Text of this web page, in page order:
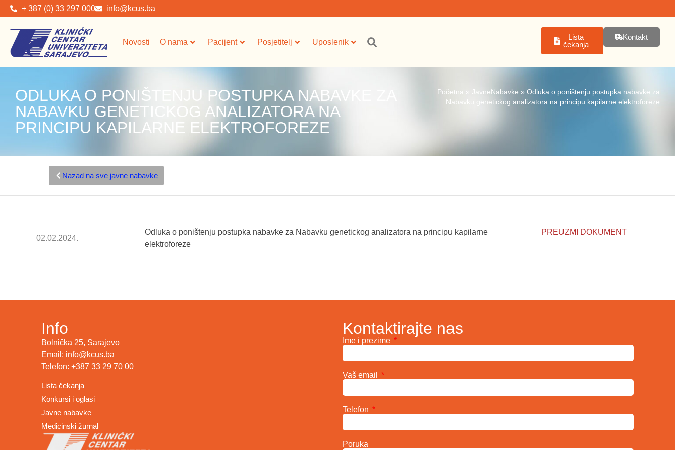
+ 387 (0) 33 297 000 info@kcus.ba
Novosti O nama Pacijent Posjetitelj Uposlenik
Lista
čekanja
Kontakt
ODLUKA O PONIŠTENJU POSTUPKA NABAVKE ZA
NABAVKU GENETICKOG ANALIZATORA NA
PRINCIPU KAPILARNE ELEKTROFOREZE
Početna » JavneNabavke » Odluka o poništenju postupka nabavke za
Nabavku genetickog analizatora na principu kapilarne elektroforeze
Nazad na sve javne nabavke
02.02.2024.
Odluka o poništenju postupka nabavke za Nabavku genetickog analizatora na principu kapilarne
elektroforeze
PREUZMI DOKUMENT
Info
Bolnička 25, Sarajevo
Email: info@kcus.ba
Telefon: +387 33 29 70 00
Lista čekanja
Konkursi i oglasi
Javne nabavke
Medicinski žurnal
Kontaktirajte nas
Ime i prezime
Vaš email
Telefon
Poruka